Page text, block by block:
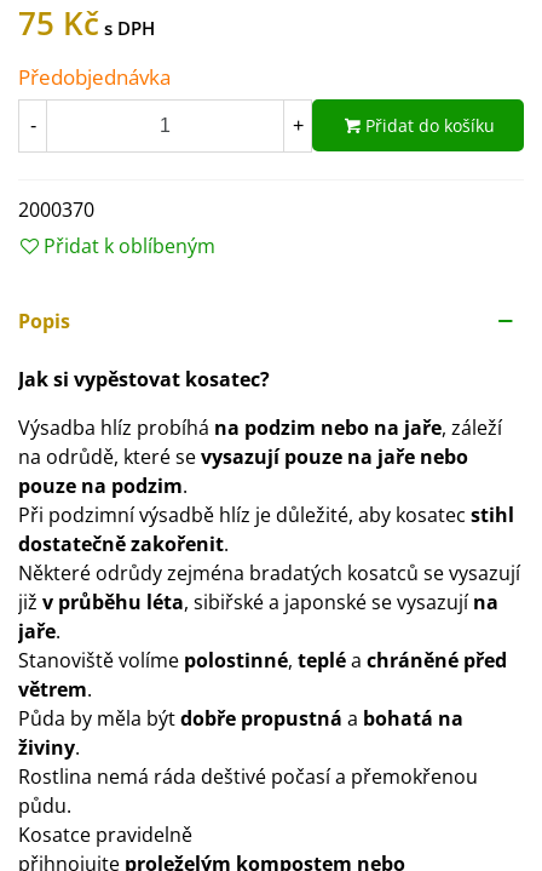
75 Kč
Předobjednávka
- + Přidat do košíku
2000370
Přidat k oblíbeným
Popis
Jak si vypěstovat kosatec?
Výsadba hlíz probíhá na podzim nebo na jaře, záleží
na odrůdě, které sevysazují pouze na jaře nebo
pouze na podzim.
Při podzimní výsadbě hlíz je důležité, aby kosatec stihl
dostatečně zakořenit.
Některé odrůdy zejména bradatých kosatců se vysazují
již v průběhu léta, sibiřské a japonské se vysazujína
jaře.
Stanoviště volíme polostinné, tepléa chráněné před
větrem.
Půda by měla býtdobře propustná a bohatá na
živiny.
Rostlina nemá ráda deštivé počasí a přemokřenou
půdu.
Kosatce pravidelně
přihnojujte proleželým kompostem nebo